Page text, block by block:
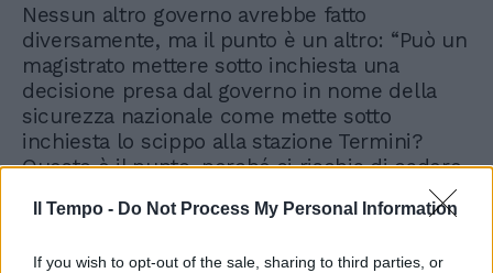
Il Tempo - Do Not Process My Personal Information
If you wish to opt-out of the sale, sharing to third parties, or
Nessun altro governo avrebbe fatto
diversamente, ma il punto è un altro: “Può un
magistrato mettere sotto inchiesta una
decisione presa dal governo in nome della
sicurezza nazionale come mette sotto
inchiesta lo scippo alla stazione Termini?
Questo è il punto, perché si rischia di cadere
procedimenti surreali da che cosa nascono?
politica e magistratura, tra il governo che